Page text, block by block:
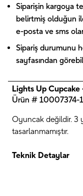
Siparişin kargoya
belirtmiş olduğun
e-posta ve sms
Sipariş durumunu
sayfasından
Lights Up Cupcake
Ürün # 10007374-1
Oyuncak değildir. 3
tasarlanmamıştır.
Teknik Detaylar